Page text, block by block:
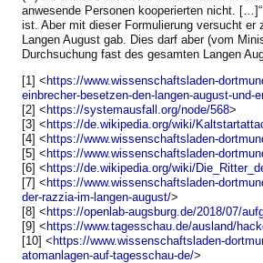
anwesende Personen kooperierten nicht.
ist. Aber mit dieser Formulierung versucht
Langen August gab. Dies darf aber (vom
Durchsuchung fast des gesamten Langen
[1] < https://www.wissenschaftsladen-
einbrecher-besetzen-den-langen-august-und-
[2] < https://systemausfall.org/node/568>
[3] < https://de.wikipedia.org/wiki/
[4] < https://www.wissenschaftsladen-
[5] < https://www.wissenschaftsladen-
[6] < https://de.wikipedia.org/wiki/
[7] < https://www.wissenschaftsladen-
der-razzia-im-langen-august/>
[8] < https://openlab-augsburg.de/2018/07/
[9] < https://www.tagesschau.de/ausland/
[10] < https://www.wissenschaftsladen-
atomanlagen-auf-tagesschau-de/>